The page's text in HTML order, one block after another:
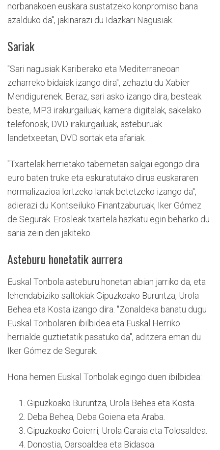
norbanakoen euskara sustatzeko konpromiso bana
azalduko da", jakinarazi du Idazkari Nagusiak.
Sariak
"Sari nagusiak Kariberako eta Mediterraneoan
zeharreko bidaiak izango dira", zehaztu du Xabier
Mendigurenek. Beraz, sari asko izango dira, besteak
beste, MP3 irakurgailuak, kamera digitalak, sakelako
telefonoak, DVD irakurgailuak, asteburuak
landetxeetan, DVD sortak eta afariak.
"Txartelak herrietako tabernetan salgai egongo dira
euro baten truke eta eskuratutako dirua euskararen
normalizazioa lortzeko lanak betetzeko izango da",
adierazi du Kontseiluko Finantzaburuak, Iker Gómez
de Segurak. Erosleak txartela hazkatu egin beharko du
saria zein den jakiteko.
Asteburu honetatik aurrera
Euskal Tonbola asteburu honetan abian jarriko da, eta
lehendabiziko saltokiak Gipuzkoako Buruntza, Urola
Behea eta Kosta izango dira. "Zonaldeka banatu dugu
Euskal Tonbolaren ibilbidea eta Euskal Herriko
herrialde guztietatik pasatuko da", aditzera eman du
Iker Gómez de Segurak.
Hona hemen Euskal Tonbolak egingo duen ibilbidea:
Gipuzkoako Buruntza, Urola Behea eta Kosta.
Deba Behea, Deba Goiena eta Araba.
Gipuzkoako Goierri, Urola Garaia eta Tolosaldea.
Donostia, Oarsoaldea eta Bidasoa.